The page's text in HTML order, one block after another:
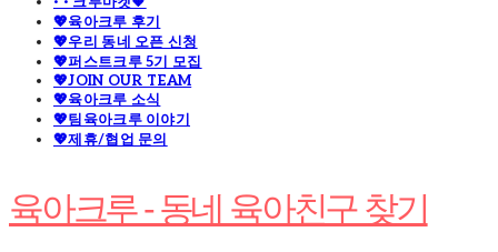
💖육아크루 후기
💖우리 동네 오픈 신청
💖퍼스트크루 5기 모집
💖JOIN OUR TEAM
💖육아크루 소식
💖팀육아크루 이야기
💖제휴/협업 문의
육아크루 - 동네 육아친구 찾기